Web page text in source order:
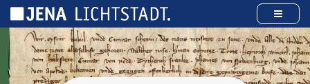
Pannello di gestione dei cookies